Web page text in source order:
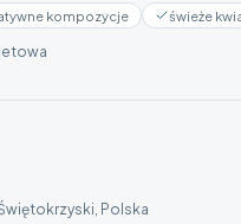
kompozycje świeże
Polska